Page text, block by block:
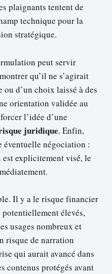
plaignants tentent de
technique pour la
stratégique.
peut servir
qu’il ne s’agirait
d’un choix laissé à des
orientation validée au
l’idée d’une
juridique. Enfin,
éventuelle négociation :
explicitement visé, le
Il y a le risque financier
élevés,
usages nombreux et
risque de narration
qui aurait avancé dans
contenus protégés avant